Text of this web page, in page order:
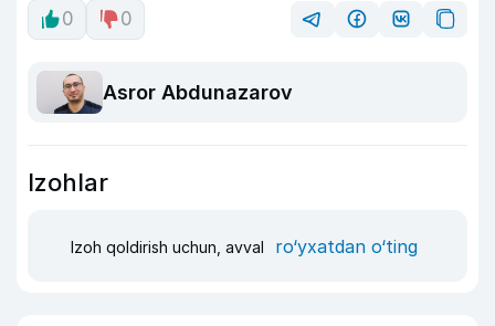
0 0
Asror Abdunazarov
Izohlar
Izoh qoldirish uchun, avval ro‘yxatdan o‘ting